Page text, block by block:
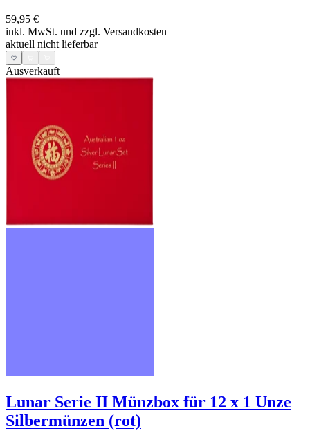
59,95 €
inkl. MwSt. und zzgl. Versandkosten
aktuell nicht lieferbar
Ausverkauft
Lunar Serie II Münzbox für 12 x 1 Unze
Silbermünzen (rot)